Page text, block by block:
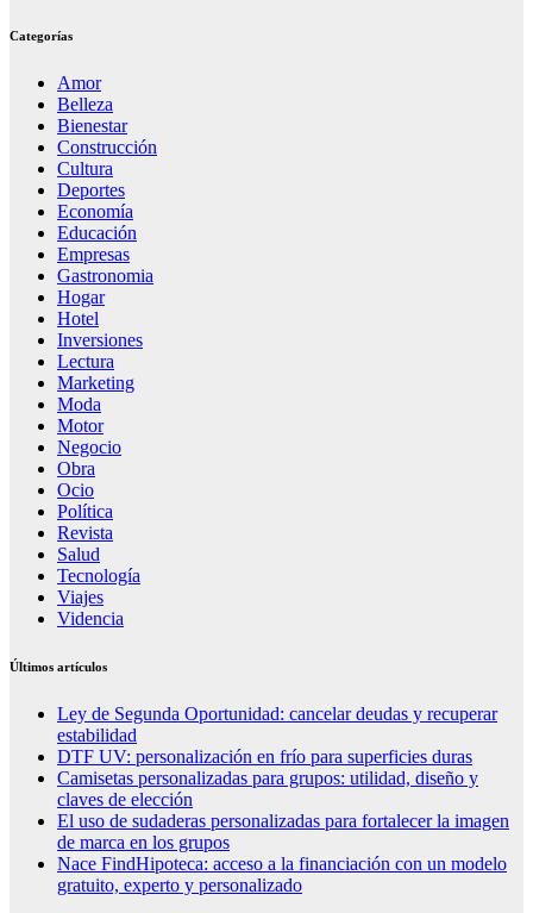
Categorías
Amor
Belleza
Bienestar
Construcción
Cultura
Deportes
Economía
Educación
Empresas
Gastronomia
Hogar
Hotel
Inversiones
Lectura
Marketing
Moda
Motor
Negocio
Obra
Ocio
Política
Revista
Salud
Tecnología
Viajes
Videncia
Últimos artículos
Ley de Segunda Oportunidad: cancelar deudas y recuperar
estabilidad
DTF UV: personalización en frío para superficies duras
Camisetas personalizadas para grupos: utilidad, diseño y
claves de elección
El uso de sudaderas personalizadas para fortalecer la imagen
de marca en los grupos
Nace FindHipoteca: acceso a la financiación con un modelo
gratuito, experto y personalizado